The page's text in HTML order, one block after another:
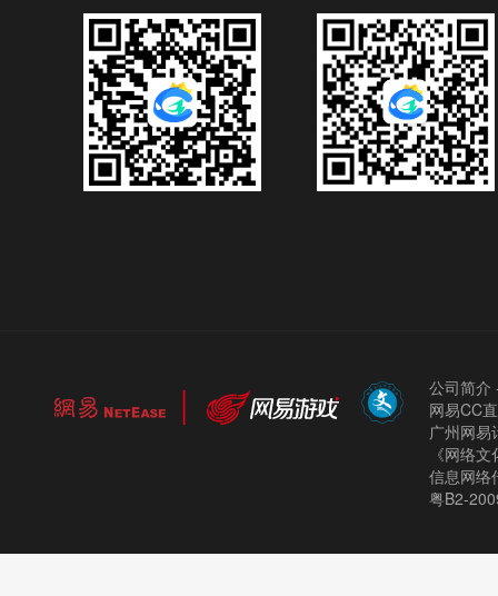
公司简介
网易CC
广州网
《网络
信息网络
粤B2-